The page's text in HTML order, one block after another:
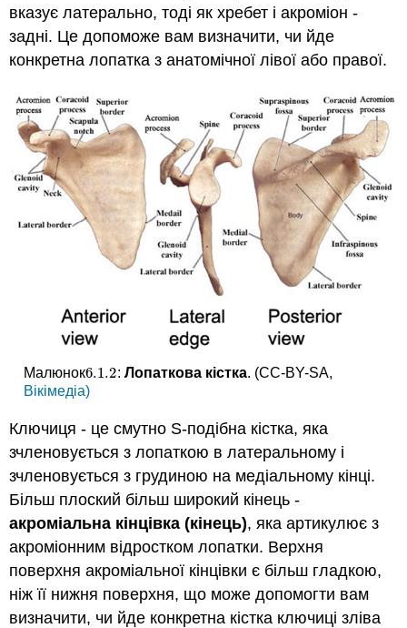
вказує латерально, тоді як хребет і акроміон -
задні. Це допоможе вам визначити, чи йде
конкретна лопатка з анатомічної лівої або правої.
Малюнок6.1.2
6.1.2: Лопаткова кістка. (CC-BY-SA,
Вікімедіа)
Ключиця - це смутно S-подібна кістка, яка
зчленовується з лопаткою в латеральному і
зчленовується з грудиною на медіальному кінці.
Більш плоский більш широкий кінець -
акроміальна кінцівка (кінець), яка артикулює з
акроміонним відростком лопатки. Верхня
поверхня акроміальної кінцівки є більш гладкою,
ніж її нижня поверхня, що може допомогти вам
визначити, чи йде конкретна кістка ключиці зліва